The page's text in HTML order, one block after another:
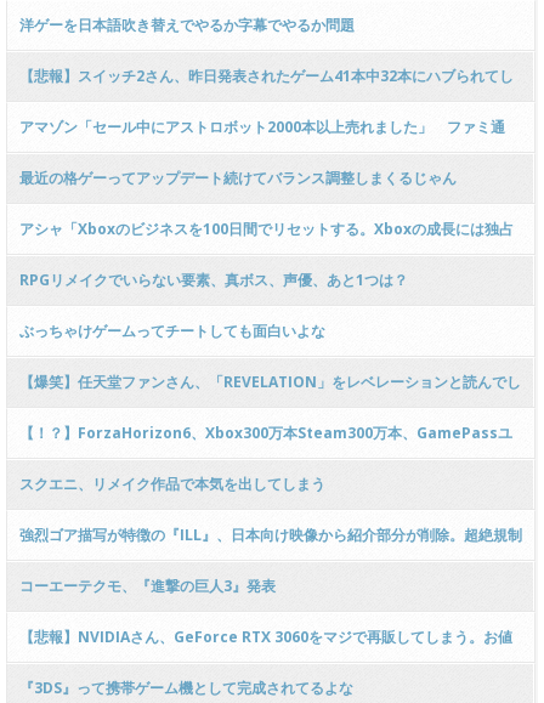
ゼロを達成！！！！
洋ゲーを日本語吹き替えでやるか字幕でやるか問題
【悲報】スイッチ2さん、昨日発表されたゲーム41本中32本にハブられてし
まうｗいったいなぜ
アマゾン「セール中にアストロボット2000本以上売れました」 ファミ通
「アストロボット全国売上1600本」
最近の格ゲーってアップデート続けてバランス調整しまくるじゃん
アシャ「Xboxのビジネスを100日間でリセットする。Xboxの成長には独占
タイトルが必要不可欠」
RPGリメイクでいらない要素、真ボス、声優、あと1つは？
ぶっちゃけゲームってチートしても面白いよな
【爆笑】任天堂ファンさん、「REVELATION」をレベレーションと読んでし
まうｗｗｗｗｗｗ
【！？】ForzaHorizon6、Xbox300万本Steam300万本、GamePassユ
ーザー600万人の超特大ヒット!!!GOTY最有力か?!
スクエニ、リメイク作品で本気を出してしまう
強烈ゴア描写が特徴の『ILL』、日本向け映像から紹介部分が削除。超絶規制
版確定か。
コーエーテクモ、『進撃の巨人3』発表
【悲報】NVIDIAさん、GeForce RTX 3060をマジで再販してしまう。お値
段5.5万円
『3DS』って携帯ゲーム機として完成されてるよな